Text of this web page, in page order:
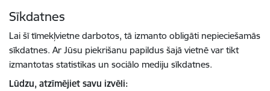
Sīkdatnes
Lai šī tīmekļvietne darbotos, tā izmanto obligāti nepieciešamās
sīkdatnes. Ar Jūsu piekrišanu papildus šajā vietnē var tikt
izmantotas statistikas un sociālo mediju sīkdatnes.
Lūdzu, atzīmējiet savu izvēli: